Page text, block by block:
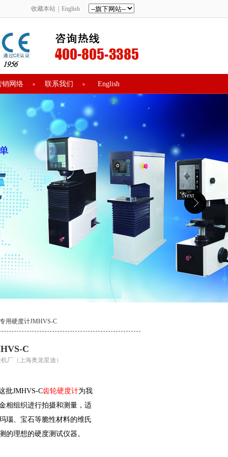
收藏本站 English
销网络 联系我们 English
Next
用硬度计JMHVS-C
C
（上海奥龙星迪）
批JMHVS-C齿轮硬度计为我
相组织进行拍摄和测量，适
瑙、宝石等脆性材料的维氏
的理想的硬度测试仪器。